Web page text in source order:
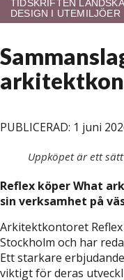
TIDSKRIFTEN
DESIGN I UTEMILJÖER
PUBLICERAD: 1 juni
Uppköpet är ett
Reflex köper What
sin verksamhet på
Arkitektkontoret
Stockholm och har
Ett starkare
viktigt för deras